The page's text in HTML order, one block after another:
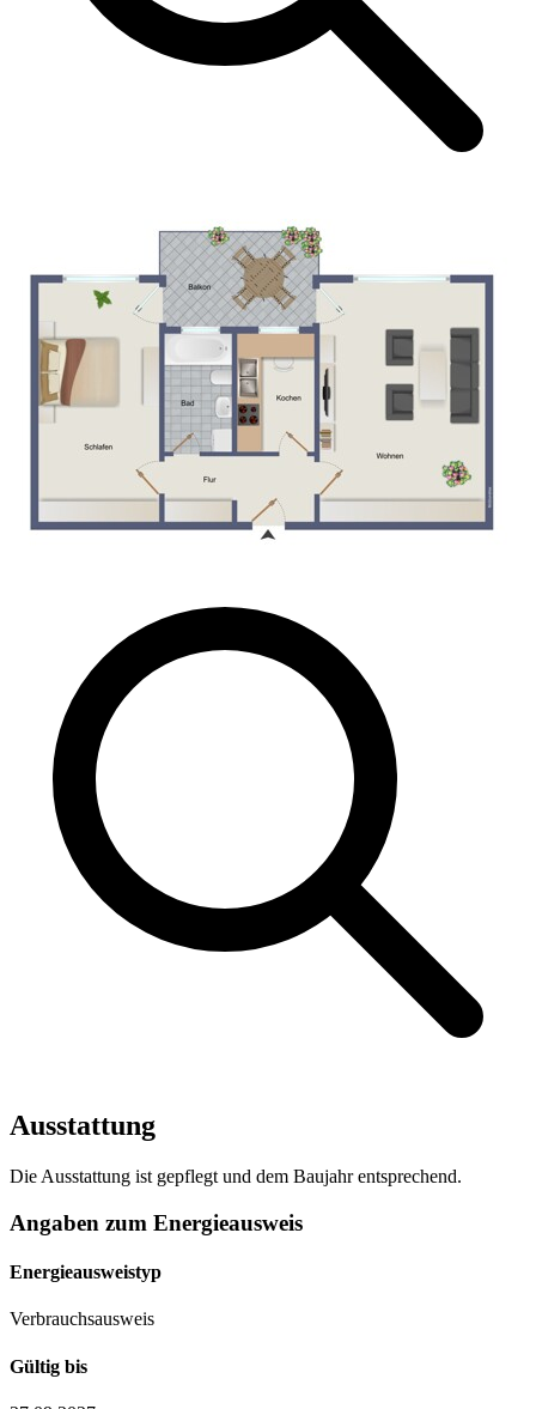
Ausstattung
Die Ausstattung ist gepflegt und dem Baujahr entsprechend.
Angaben zum Energieausweis
Energieausweistyp
Verbrauchsausweis
Gültig bis